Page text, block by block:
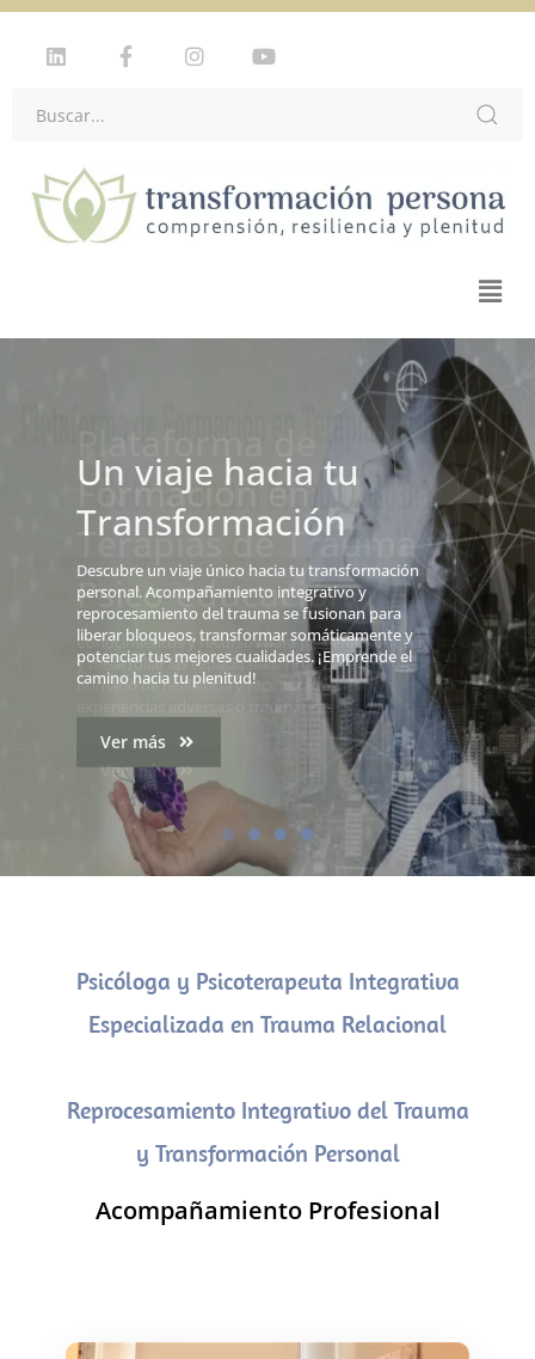
Plataforma de
Formación en
Terapias de Trauma y
Psico-educación
Conocimientos y recursos para prevenir, conocer
y desarrollar las capacidades innatas del ser
humano de resiliencia y recuperación de
experiencias adversas o traumáticas
Ver más
Psicóloga y Psicoterapeuta Integrativa
Especializada en Trauma Relacional
Reprocesamiento Integrativo del Trauma
y Transformación Personal
Acompañamiento Profesional